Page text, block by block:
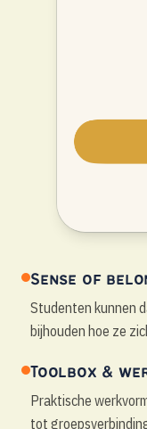
Home
Over
Steun
Sense of
Studenten kunnen
bijhouden hoe ze
Toolbox &
Praktische
tot